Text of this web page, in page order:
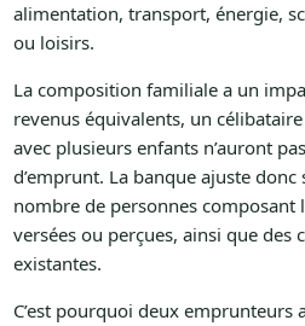
alimentation, transport, énergie,
ou loisirs.
La composition familiale a un
revenus équivalents, un
avec plusieurs enfants n’auront
d’emprunt. La banque ajuste
nombre de personnes composant
versées ou perçues, ainsi que des
existantes.
C’est pourquoi deux emprunteurs